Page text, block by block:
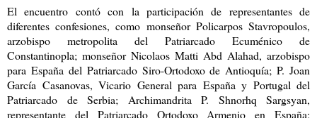
El encuentro contó con la participación de representantes de
diferentes confesiones, como monseñor Policarpos Stavropoulos,
arzobispo metropolita del Patriarcado Ecuménico de
Constantinopla; monseñor Nicolaos Matti Abd Alahad, arzobispo
para España del Patriarcado Siro-Ortodoxo de Antioquía; P. Joan
García Casanovas, Vicario General para España y Portugal del
Patriarcado de Serbia; Archimandrita P. Shnorhq Sargsyan,
representante del Patriarcado Ortodoxo Armenio en España;